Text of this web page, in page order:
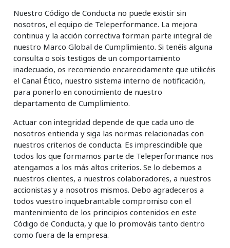
Nuestro Código de Conducta no puede existir sin
nosotros, el equipo de Teleperformance. La mejora
continua y la acción correctiva forman parte integral de
nuestro Marco Global de Cumplimiento. Si tenéis alguna
consulta o sois testigos de un comportamiento
inadecuado, os recomiendo encarecidamente que utilicéis
el Canal Ético, nuestro sistema interno de notificación,
para ponerlo en conocimiento de nuestro
departamento de Cumplimiento.
Actuar con integridad depende de que cada uno de
nosotros entienda y siga las normas relacionadas con
nuestros criterios de conducta. Es imprescindible que
todos los que formamos parte de Teleperformance nos
atengamos a los más altos criterios. Se lo debemos a
nuestros clientes, a nuestros colaboradores, a nuestros
accionistas y a nosotros mismos. Debo agradeceros a
todos vuestro inquebrantable compromiso con el
mantenimiento de los principios contenidos en este
Código de Conducta, y que lo promováis tanto dentro
como fuera de la empresa.